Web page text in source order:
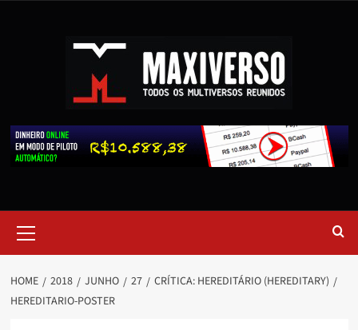
HOME 2018 JUNHO 27
CRÍTICA: HEREDITÁRIO (HEREDITARY)
HEREDITARIO-POSTER